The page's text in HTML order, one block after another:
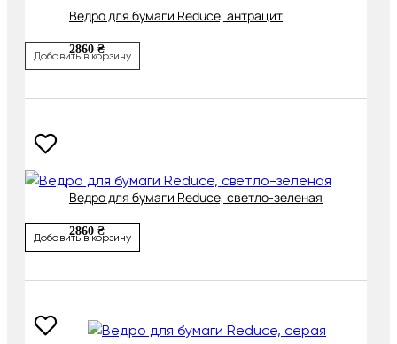
Ведро для бумаги Reduce, антрацит
2860 ₴
Добавить в корзину
Ведро для бумаги Reduce, светло-зеленая
2860 ₴
Добавить в корзину